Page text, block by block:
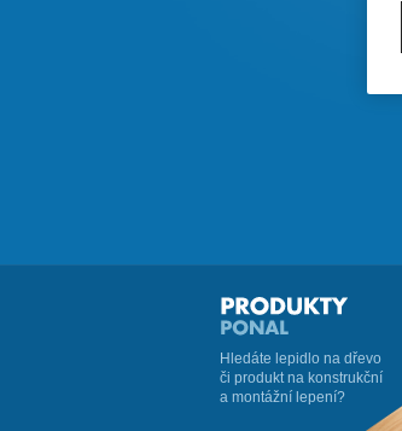
Hledáte lepidlo na dřevo
či produkt na konstrukční
a montážní lepení?